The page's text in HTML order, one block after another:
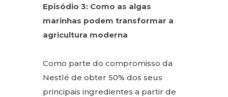
Episódio 3: Como as algas
marinhas podem transformar a
agricultura moderna
Como parte do compromisso da
Nestlé de obter 50% dos seus
principais ingredientes a partir de